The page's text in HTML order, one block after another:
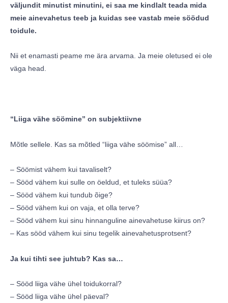
väljundit minutist minutini, ei saa me kindlalt teada mida
meie ainevahetus teeb ja kuidas see vastab meie söödud
toidule.
Nii et enamasti peame me ära arvama. Ja meie oletused ei ole
väga head.
“Liiga vähe söömine” on subjektiivne
Mõtle sellele. Kas sa mõtled “liiga vähe söömise” all…
– Söömist vähem kui tavaliselt?
– Sööd vähem kui sulle on öeldud, et tuleks süüa?
– Sööd vähem kui tundub õige?
– Sööd vähem kui on vaja, et olla terve?
– Sööd vähem kui sinu hinnanguline ainevahetuse kiirus on?
– Kas sööd vähem kui sinu tegelik ainevahetusprotsent?
Ja kui tihti see juhtub? Kas sa…
– Sööd liiga vähe ühel toidukorral?
– Sööd liiga vähe ühel päeval?